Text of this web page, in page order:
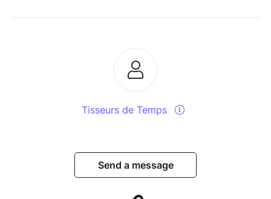
Tisseurs de Temps
Send a message